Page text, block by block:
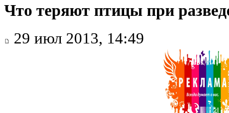
Что теряют птицы при
29 июл 2013, 14:49